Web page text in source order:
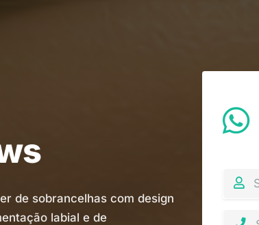
de sobrancelhas com design
labial e de